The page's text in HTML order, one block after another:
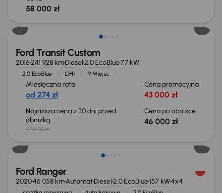
58 000 zł
Taniej o 1 500 zł
Ford Transit Custom
2016241 928 kmDiesel2.0 EcoBlue77 kW
2.0 EcoBlue L1H1 9 Miejsc
Miesięczna rata
od 274 zł
Cena promocyjna
43 000 zł
Najniższa cena z 30 dni przed
obniżką
47 500 zł
Cena po obniżce
46 000 zł
Możliwość odliczenia VAT
Ford Ranger
202046 058 kmAutomatDiesel2.0 EcoBlue157 kW4x4